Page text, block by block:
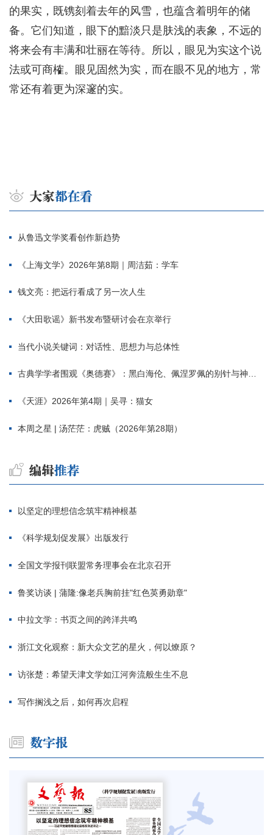
的果实，既镌刻着去年的风雪，也蕴含着明年的储
备。它们知道，眼下的黯淡只是肤浅的表象，不远的
将来会有丰满和壮丽在等待。所以，眼见为实这个说
法或可商榷。眼见固然为实，而在眼不见的地方，常
常还有着更为深邃的实。
从鲁迅文学奖看创作新趋势
《上海文学》2026年第8期｜周洁茹：学车
钱文亮：把远行看成了另一次人生
《大田歌谣》新书发布暨研讨会在京举行
当代小说关键词：对话性、思想力与总体性
古典学学者围观《奥德赛》：黑白海伦、佩涅罗佩的别针与神秘入侵者
《天涯》2026年第4期｜吴寻：猫女
本周之星 | 汤茫茫：虎贼（2026年第28期）
以坚定的理想信念筑牢精神根基
《科学规划促发展》出版发行
全国文学报刊联盟常务理事会在北京召开
鲁奖访谈 | 蒲隆:像老兵胸前挂"红色英勇勋章"
中拉文学：书页之间的跨洋共鸣
浙江文化观察：新大众文艺的星火，何以燎原？
访张楚：希望天津文学如江河奔流般生生不息
写作搁浅之后，如何再次启程